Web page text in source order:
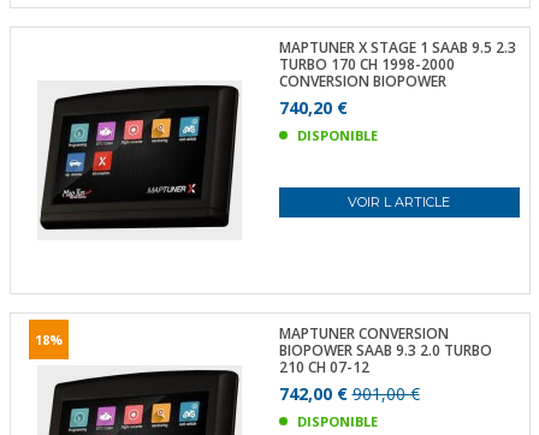
MAPTUNER X STAGE 1 SAAB 9.5 2.3
TURBO 170 CH 1998-2000
CONVERSION BIOPOWER
740,20 €
DISPONIBLE
VOIR L ARTICLE
18%
MAPTUNER CONVERSION
BIOPOWER SAAB 9.3 2.0 TURBO
210 CH 07-12
742,00 €901,00 €
DISPONIBLE